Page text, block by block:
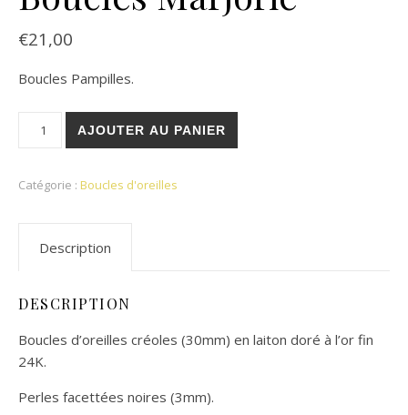
€21,00
Boucles Pampilles.
quantité de Boucles Marjorie
AJOUTER AU PANIER
Catégorie : Boucles d'oreilles
Description
DESCRIPTION
Boucles d’oreilles créoles (30mm) en laiton doré à l’or fin
24K.
Perles facettées noires (3mm).